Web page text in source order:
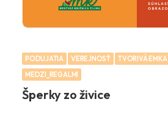
PODUJATIA VEREJNOSŤ TVORIVÁ EMKA
MEDZI_REGALMI
Šperky zo živice